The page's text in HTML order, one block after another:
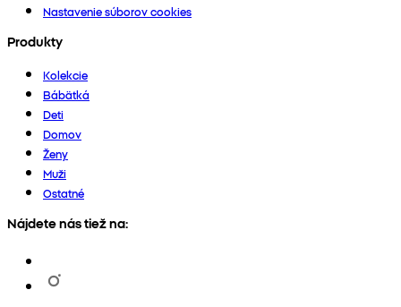
Nastavenie súborov cookies
Produkty
Kolekcie
Bábätká
Deti
Domov
Ženy
Muži
Ostatné
Nájdete nás tiež na: